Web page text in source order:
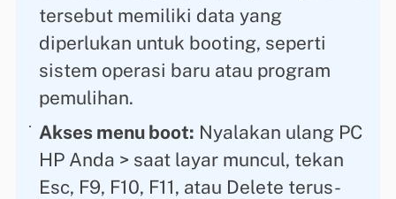
tersebut memiliki data yang
diperlukan untuk booting, seperti
sistem operasi baru atau program
pemulihan.
Akses menu boot: Nyalakan ulang PC
HP Anda > saat layar muncul, tekan
Esc, F9, F10, F11, atau Delete terus-